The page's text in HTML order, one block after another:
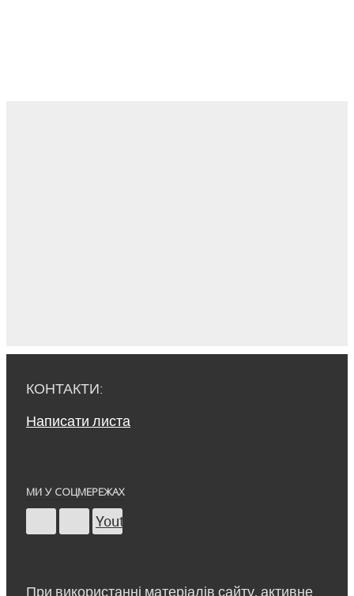
КОНТАКТИ:
Написати листа
МИ У СОЦМЕРЕЖАХ
Youtube
При використанні матеріалів сайту, активне